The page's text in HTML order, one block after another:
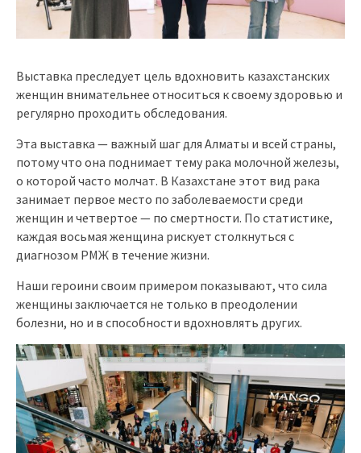
Выставка преследует цель вдохновить казахстанских
женщин внимательнее относиться к своему здоровью и
регулярно проходить обследования.
Эта выставка — важный шаг для Алматы и всей страны,
потому что она поднимает тему рака молочной железы,
о которой часто молчат. В Казахстане этот вид рака
занимает первое место по заболеваемости среди
женщин и четвертое — по смертности. По статистике,
каждая восьмая женщина рискует столкнуться с
диагнозом РМЖ в течение жизни.
Наши героини своим примером показывают, что сила
женщины заключается не только в преодолении
болезни, но и в способности вдохновлять других.